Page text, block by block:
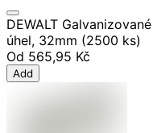
DEWALT
úhel, 32mm (2500 ks)
Od 565,95 Kč
Add